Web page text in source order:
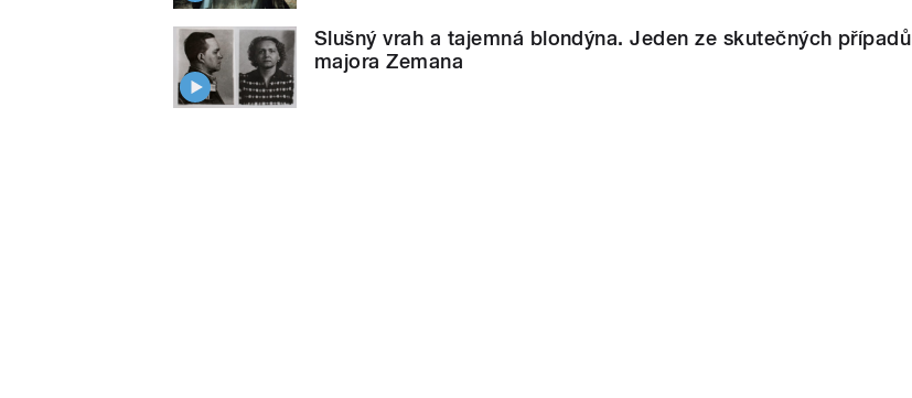
Slušný vrah a tajemná blondýna. Jeden ze skutečných případů
majora Zemana